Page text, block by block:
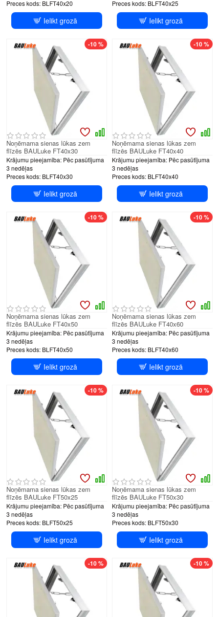
Preces kods: BLFT40x20
Ielikt grozā
Preces kods: BLFT40x25
Ielikt grozā
-10 %
Krājumu pieejamība: Pēc pasūtījuma
3 nedēļas
Preces kods: BLFT40x30
Noņēmama sienas lūkas zem
flīzēs BAULuke FT40x30
Ielikt grozā
-10 %
Krājumu pieejamība: Pēc pasūtījuma
3 nedēļas
Preces kods: BLFT40x40
Noņēmama sienas lūkas zem
flīzēs BAULuke FT40x40
Ielikt grozā
-10 %
Krājumu pieejamība: Pēc pasūtījuma
3 nedēļas
Preces kods: BLFT40x50
Noņēmama sienas lūkas zem
flīzēs BAULuke FT40x50
Ielikt grozā
-10 %
Krājumu pieejamība: Pēc pasūtījuma
3 nedēļas
Preces kods: BLFT40x60
Noņēmama sienas lūkas zem
flīzēs BAULuke FT40x60
Ielikt grozā
-10 %
Krājumu pieejamība: Pēc pasūtījuma
3 nedēļas
Preces kods: BLFT50x25
Noņēmama sienas lūkas zem
flīzēs BAULuke FT50x25
Ielikt grozā
-10 %
Krājumu pieejamība: Pēc pasūtījuma
3 nedēļas
Preces kods: BLFT50x30
Noņēmama sienas lūkas zem
flīzēs BAULuke FT50x30
Ielikt grozā
-10 % -10 %